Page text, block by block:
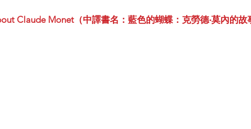
Claude Monet（中譯書名：藍色的蝴蝶：克勞德‧莫內的